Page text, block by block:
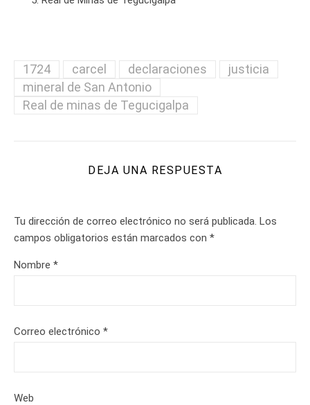
1724 carcel declaraciones
justicia
mineral de San Antonio
Real de minas de Tegucigalpa
DEJA UNA RESPUESTA
Tu dirección de correo electrónico no será publicada. Los
campos obligatorios están marcados con *
Nombre *
Correo electrónico *
Web